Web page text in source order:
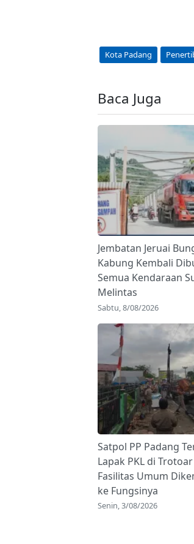
Kota Padang
Baca Juga
Jembatan Jeruai
Kabung Kembali
Semua Kendaraan
Melintas
Sabtu, 8/08/2026
Satpol PP Padang
Lapak PKL di
Fasilitas Umum
ke Fungsinya
Senin, 3/08/2026